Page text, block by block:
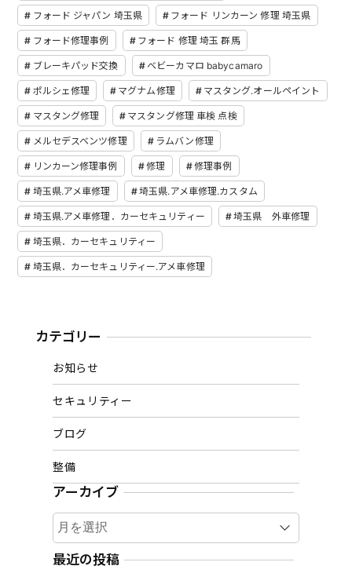
フォード ジャパン 埼玉県 フォード リンカーン 修理 埼玉県
フォード修理事例 フォード 修理 埼玉 群馬
ブレーキパッド交換 ベビーカマロ babycamaro
ポルシェ修理 マグナム修理 マスタング.オールペイント
マスタング修理 マスタング修理 車検 点検
メルセデスベンツ修理 ラムバン修理
リンカーン修理事例 修理 修理事例
埼玉県.アメ車修理 埼玉県.アメ車修理.カスタム
埼玉県.アメ車修理．カーセキュリティー 埼玉県 外車修理
埼玉県．カーセキュリティー
埼玉県．カーセキュリティー.アメ車修理
カテゴリー
お知らせ
セキュリティー
ブログ
整備
アーカイブ
ア
ー
カ
最近の投稿